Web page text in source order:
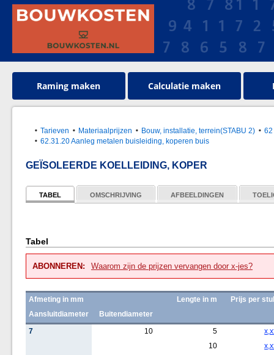
Raming maken Calculatie maken
Tarieven Materiaalprijzen Bouw, installatie, terrein(STABU 2)
62.31.20 Aanleg metalen buisleiding, koperen buis
GEÏSOLEERDE KOELLEIDING, KOPER
TABEL OMSCHRIJVING AFBEELDINGEN
Tabel
ABONNEREN: Waarom zijn de prijzen vervangen door x-jes?
Afmeting in mm Lengte in m
Prijs per
Aansluitdiameter
Buitendiameter
7
10 5
10